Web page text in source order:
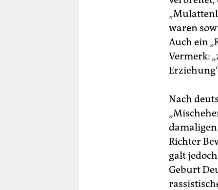
waren
Auch ein
Vermerk:
Nach
damaligen
Richter
galt
Geburt